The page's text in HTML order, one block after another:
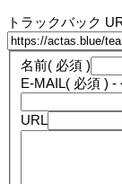
トラックバック
名前( 必須 )
E-MAIL( 必須 ) -
URL